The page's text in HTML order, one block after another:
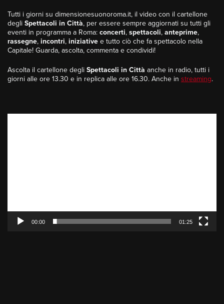
Tutti i giorni su dimensionesuonoroma.it, il video con il cartellone
degli Spettacoli in Città, per essere sempre aggiornati su tutti gli
eventi in programma a Roma: concerti, spettacoli, anteprime,
rassegne, incontri, iniziative e tutto ciò che fa spettacolo nella
Capitale! Guarda, ascolta, commenta e condividi!
Ascolta il cartellone degli Spettacoli in Città anche in radio, tutti i
giorni alle ore 13.30 e in replica alle ore 16.30. Anche in streaming.
00:00 01:25